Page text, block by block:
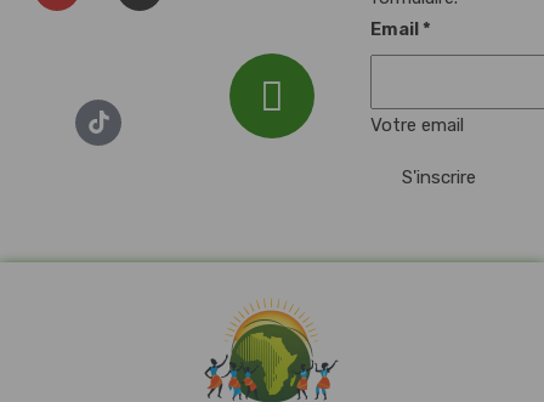
Email*
Votre email
S'inscrire